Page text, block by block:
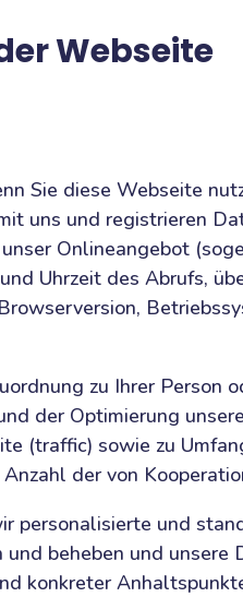
Webseite
Sie diese Webseite
uns und registrieren
Onlineangebot
Uhrzeit des Abrufs,
zu Ihrer
der Optimierung
(traffic) sowie zu
der von
personalisierte und
und beheben und
konkreter